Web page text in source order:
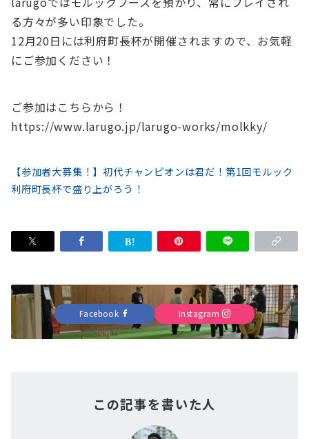
る方々が多い印象でした。
12月20日には利府町長杯が開催されますので、お気軽
にご参加ください！
ご参加はこちらから！
https://www.larugo.jp/larugo-works/molkky/
【参加者大募集！】初代チャンピオンは君だ！第1回モルック
利府町長杯で盛り上がろう！
Facebook Instagram
この記事を書いた人